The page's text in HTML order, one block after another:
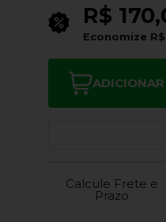
R$
Economize
Calcule Frete e
Prazo